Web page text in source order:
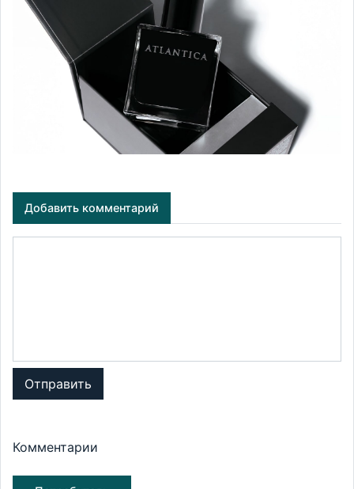
Добавить комментарий
Отправить
Комментарии